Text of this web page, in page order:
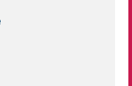
une sécurité tant pour